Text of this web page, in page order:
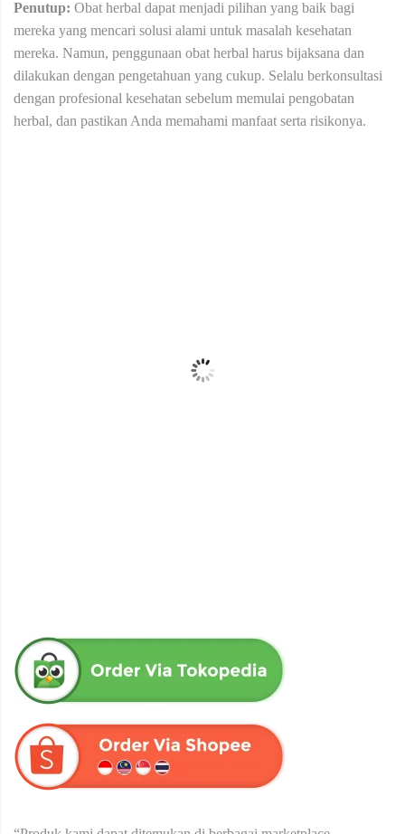
Penutup: Obat herbal dapat menjadi pilihan yang baik bagi
mereka yang mencari solusi alami untuk masalah kesehatan
mereka. Namun, penggunaan obat herbal harus bijaksana dan
dilakukan dengan pengetahuan yang cukup. Selalu berkonsultasi
dengan profesional kesehatan sebelum memulai pengobatan
herbal, dan pastikan Anda memahami manfaat serta risikonya.